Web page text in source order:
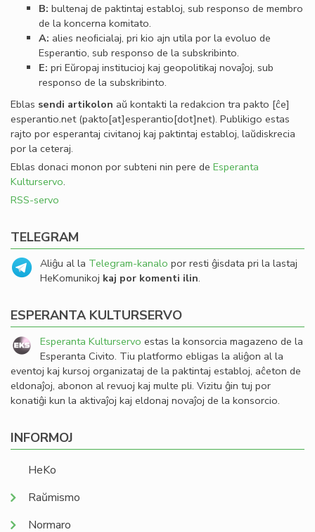
B: bultenaj de paktintaj establoj, sub responso de membro
de la koncerna komitato.
A: alies neoﬁcialaj, pri kio ajn utila por la evoluo de
Esperantio, sub responso de la subskribinto.
E: pri Eŭropaj institucioj kaj geopolitikaj novaĵoj, sub
responso de la subskribinto.
Eblas sendi artikolon aŭ kontakti la redakcion tra pakto [ĉe]
esperantio.net(pakto[at]esperantio[dot]net). Publikigo estas
rajto por esperantaj civitanoj kaj paktintaj establoj, laŭdiskrecia
por la ceteraj.
Eblas donaci monon por subteni nin pere de Esperanta
Kulturservo.
RSS-servo
TELEGRAM
Aliĝu al la Telegram-kanalo por resti ĝisdata pri la lastaj
HeKomunikoj kaj por komenti ilin.
ESPERANTA KULTURSERVO
Esperanta Kulturservo estas la konsorcia magazeno de la
Esperanta Civito. Tiu platformo ebligas la aliĝon al la
eventoj kaj kursoj organizataj de la paktintaj establoj, aĉeton de
eldonaĵoj, abonon al revuoj kaj multe pli. Vizitu ĝin tuj por
konatiĝi kun la aktivaĵoj kaj eldonaj novaĵoj de la konsorcio.
INFORMOJ
HeKo
Raŭmismo
Normaro